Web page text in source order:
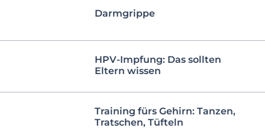
Darmgrippe
HPV-Impfung: Das sollten
Eltern wissen
Training fürs Gehirn: Tanzen,
Tratschen, Tüfteln